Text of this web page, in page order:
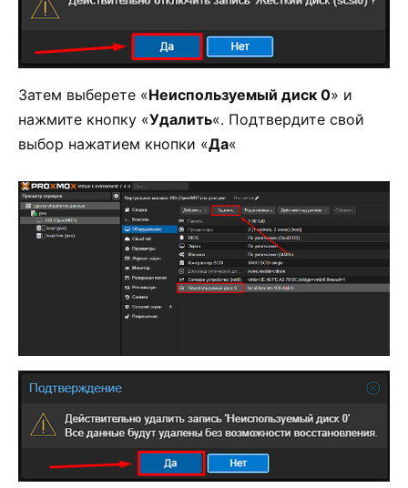
Затем выберете «Неиспользуемый диск 0» и
нажмите кнопку «Удалить«. Подтвердите свой
выбор нажатием кнопки «Да«